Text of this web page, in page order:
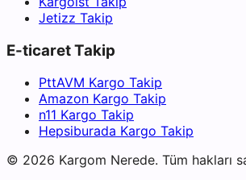
Jetizz Takip
E-ticaret Takip
PttAVM Kargo Takip
Amazon Kargo Takip
n11 Kargo Takip
Hepsiburada Kargo Takip
© 2026 Kargom Nerede. Tüm hakları